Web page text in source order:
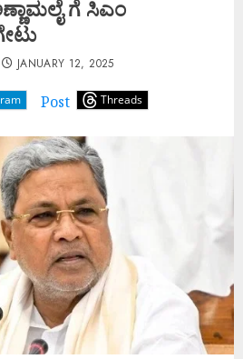
ಗೆ ಸಿಎಂ
Post Threads
JANUARY 12, 2025